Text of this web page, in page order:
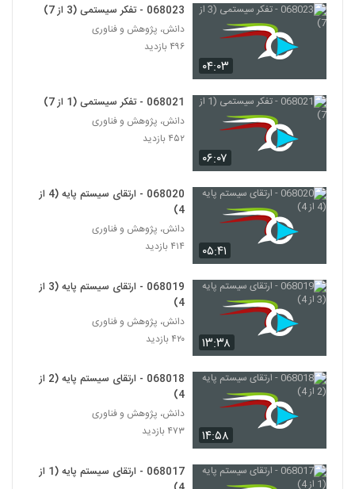
108
Thinking)
109
Thinking)
028110 - تفکر انتقادی (Critical
Thinking)
۴۸۰ بازدید
111
028111 - تفکر انتقادی (Critical
Thinking)
028122 - نظریه شبکه (Network Theory)
۵۸۰ بازدید
028123 - نظریه شبکه (Network Theory)
114
028124 - نظریه شبکه (Network Theory)
028125 - نظریه شبکه (Network Theory)
۵۱۶ بازدید
۰۴:۰۳
068023 - تفکر سیستمی (3 از 7)
دانش، پژوهش و فناوری
۴۹۶ بازدید
۰۶:۰۷
068021 - تفکر سیستمی (1 از 7)
دانش، پژوهش و فناوری
۴۵۲ بازدید
۰۵:۴۱
068020 - ارتقای سیستم پایه (4 از
4)
دانش، پژوهش و فناوری
۴۱۴ بازدید
۱۳:۳۸
068019 - ارتقای سیستم پایه (3 از
4)
دانش، پژوهش و فناوری
۴۲۰ بازدید
۱۴:۵۸
068018 - ارتقای سیستم پایه (2 از
4)
دانش، پژوهش و فناوری
۴۷۳ بازدید
068017 - ارتقای سیستم پایه (1 از